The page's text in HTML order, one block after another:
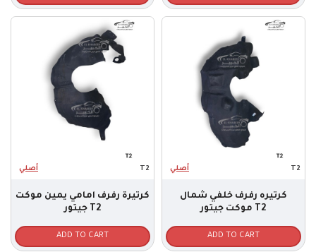
أصلي T2
كرتيرة رفرف امامي يمين موكت
جيتور T2
ADD TO CART
أصلي T2
كرتيره رفرف خلفي شمال
موكت جيتور T2
ADD TO CART